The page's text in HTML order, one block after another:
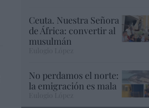
Ceuta. Nuestra Señora
de África: convertir al
musulmán
No perdamos el norte:
la emigración es mala